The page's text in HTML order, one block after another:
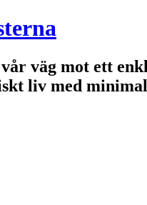
väg mot ett
liv med